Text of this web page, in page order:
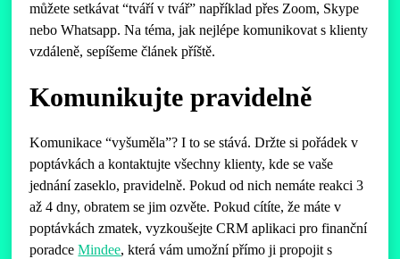
můžete setkávat “tváří v tvář” například přes Zoom, Skype
nebo Whatsapp. Na téma, jak nejlépe komunikovat s klienty
vzdáleně, sepíšeme článek příště.
Komunikujte pravidelně
Komunikace “vyšuměla”? I to se stává. Držte si pořádek v
poptávkách a kontaktujte všechny klienty, kde se vaše
jednání zaseklo, pravidelně. Pokud od nich nemáte reakci 3
až 4 dny, obratem se jim ozvěte. Pokud cítíte, že máte v
poptávkách zmatek, vyzkoušejte CRM aplikaci pro finanční
poradceMindee, která vám umožní přímo ji propojit s